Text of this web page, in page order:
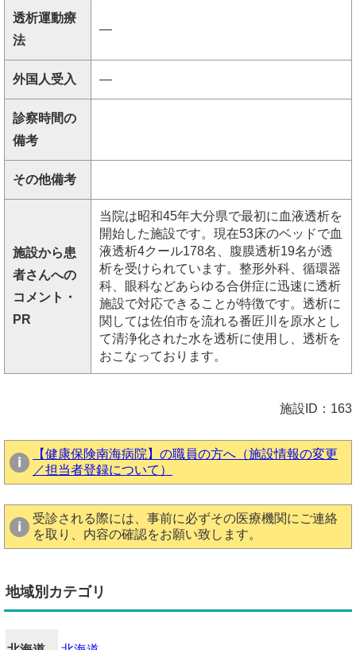
透析運動療
法
―
外国人受入 ―
診察時間の
備考
その他備考
施設から患
者さんへの
コメント・
PR
当院は昭和45年大分県で最初に血液透析を
開始した施設です。現在53床のベッドで血
液透析4クール178名、腹膜透析19名が透
析を受けられています。整形外科、循環器
科、眼科などあらゆる合併症に迅速に透析
施設で対応できることが特徴です。透析に
関しては佐伯市を流れる番匠川を原水とし
て清浄化された水を透析に使用し、透析を
おこなっております。
施設ID：163
【健康保険南海病院】の職員の方へ（施設情報の変更
／担当者登録について）
受診される際には、事前に必ずその医療機関にご連絡
を取り、内容の確認をお願い致します。
地域別カテゴリ